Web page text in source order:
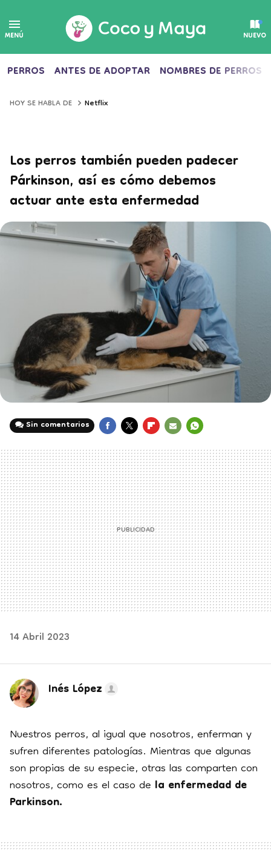
MENÚ NUEVO
PERROS ANTES DE ADOPTAR NOMBRES DE PERROS
HOY SE HABLA DE Netflix
Los perros también pueden padecer
Párkinson, así es cómo debemos
actuar ante esta enfermedad
Sin comentarios
MAIL
14 Abril 2023
Inés López
Nuestros perros, al igual que nosotros, enferman y
sufren diferentes patologías. Mientras que algunas
son propias de su especie, otras las comparten con
nosotros, como es el caso dela enfermedad de
Parkinson.